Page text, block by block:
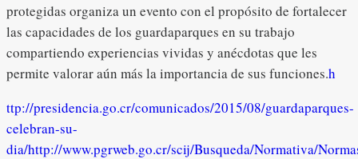
protegidas organiza un evento con el propósito de fortalecer
las capacidades de los guardaparques en su trabajo
compartiendo experiencias vividas y anécdotas que les
permite valorar aún más la importancia de sus funciones.h
ttp://presidencia.go.cr/comunicados/2015/08/guardaparques-
celebran-su-
dia/http://www.pgrweb.go.cr/scij/Busqueda/Normativa/